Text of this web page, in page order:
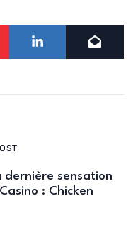
dernière sensation
: Chicken